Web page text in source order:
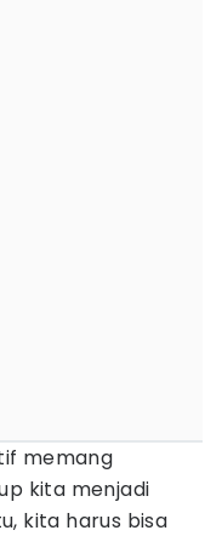
memang
kita menjadi
kita harus bisa